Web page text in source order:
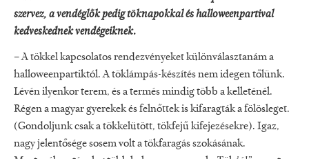
szervez, a vendéglők pedig töknapokkal és halloweenpartival
kedveskednek vendégeiknek.
– A tökkel kapcsolatos rendezvényeket különválasztanám a
halloweenpartiktól. A töklámpás-készítés nem idegen tőlünk.
Lévén ilyenkor terem, és a termés mindig több a kelleténél.
Régen a magyar gyerekek és felnőttek is kifaragták a fölösleget.
(Gondoljunk csak a tökkelütött, tökfejű kifejezésekre). Igaz,
nagy jelentősége sosem volt a tökfaragás szokásának.